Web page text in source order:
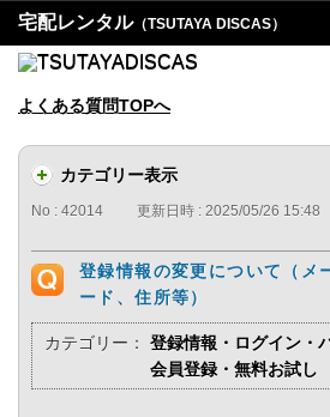
宅配レンタル（TSUTAYA DISCAS）
よくある質問TOPへ
カテゴリー表示
No : 42014 更新日時 : 2025/05/26 15:48
登録情報の変更について（メ
ード、住所等）
カテゴリー：
登録情報・ログイン・
会員登録・無料お試し